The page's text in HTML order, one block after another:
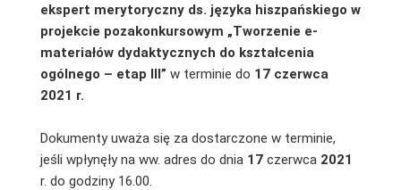
ekspert merytoryczny ds. języka hiszpańskiego w
projekcie pozakonkursowym „Tworzenie e-
materiałów dydaktycznych do kształcenia
ogólnego – etap III” w terminie do 17 czerwca
2021 r.
Dokumenty uważa się za dostarczone w terminie,
jeśli wpłynęły na ww. adres do dnia 17czerwca2021
r. do godziny 16.00.